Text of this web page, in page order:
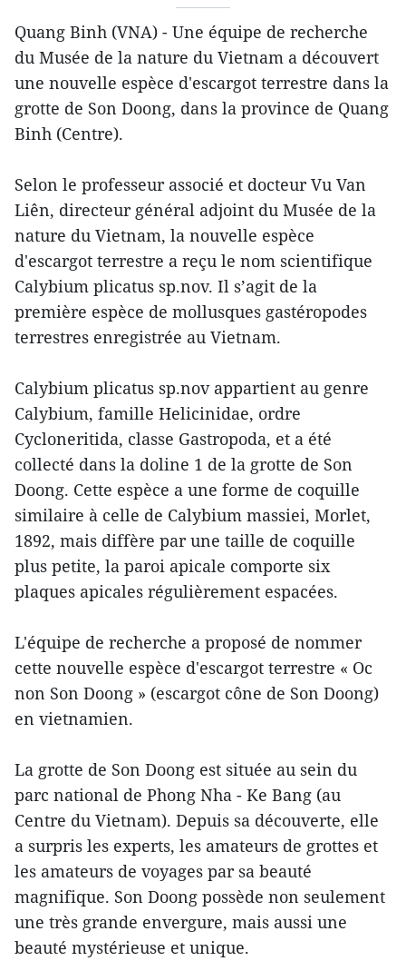
Quang Binh (VNA) - Une équipe de recherche
du Musée de la nature du Vietnam a découvert
une nouvelle espèce d'escargot terrestre dans la
grotte de Son Doong, dans la province de Quang
Binh (Centre).
Selon le professeur associé et docteur Vu Van
Liên, directeur général adjoint du Musée de la
nature du Vietnam, la nouvelle espèce
d'escargot terrestre a reçu le nom scientifique
Calybium plicatus sp.nov. Il s’agit de la
première espèce de mollusques gastéropodes
terrestres enregistrée au Vietnam.
Calybium plicatus sp.nov appartient au genre
Calybium, famille Helicinidae, ordre
Cycloneritida, classe Gastropoda, et a été
collecté dans la doline 1 de la grotte de Son
Doong. Cette espèce a une forme de coquille
similaire à celle de Calybium massiei, Morlet,
1892, mais diffère par une taille de coquille
plus petite, la paroi apicale comporte six
plaques apicales régulièrement espacées.
L'équipe de recherche a proposé de nommer
cette nouvelle espèce d'escargot terrestre « Oc
non Son Doong » (escargot cône de Son Doong)
en vietnamien.
La grotte de Son Doong est située au sein du
parc national de Phong Nha - Ke Bang (au
Centre du Vietnam). Depuis sa découverte, elle
a surpris les experts, les amateurs de grottes et
les amateurs de voyages par sa beauté
magnifique. Son Doong possède non seulement
une très grande envergure, mais aussi une
beauté mystérieuse et unique.